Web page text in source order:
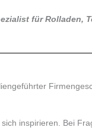
für Rolladen,
inspirieren. Bei